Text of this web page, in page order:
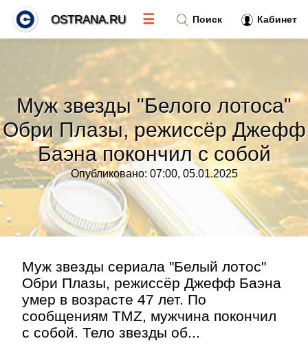
Муж звезды "Белого лотоса"
Обри Плазы, режиссёр Джефф
Баэна покончил с собой
Опубликовано: 07:00, 05.01.2025
Муж звезды сериала "Белый лотос"
Обри Плазы, режиссёр Джефф Баэна
умер в возрасте 47 лет. По
сообщениям TMZ, мужчина покончил
с собой. Тело звезды об...
Поиск Кабинет
OSTRANA.RU ☰
Тренды новостей »
Рубрики»
Правила
Контакт»